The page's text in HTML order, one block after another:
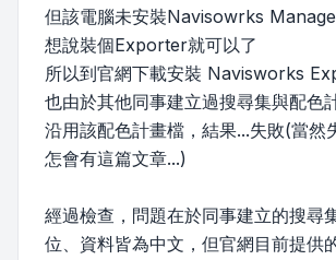
但該電腦未安裝Navisowrks
想說裝個Exporter就可以了
所以到官網下載安裝 Navisworks
也由於其他同事建立過搜尋集與配色
沿用該配色計畫檔，結果...失敗(當然
怎會有這篇文章...)
經過檢查，問題在於同事建立的搜尋
位、資料皆為中文，但官網目前提供